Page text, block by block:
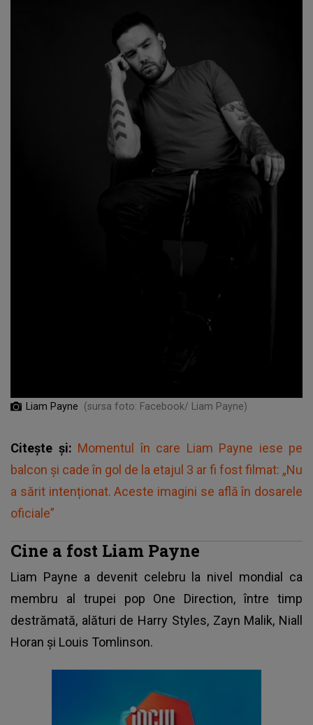
Liam Payne (sursa foto: Facebook/ Liam Payne)
Citește și: Momentul în care Liam Payne iese pe
balcon și cade în gol de la etajul 3 ar fi fost filmat: „Nu
a sărit intenționat. Aceste imagini se află în dosarele
oficiale”
Cine a fost Liam Payne
Liam Payne a devenit celebru la nivel mondial ca
membru al trupei pop One Direction, între timp
destrămată, alături de Harry Styles, Zayn Malik, Niall
Horan şi Louis Tomlinson.